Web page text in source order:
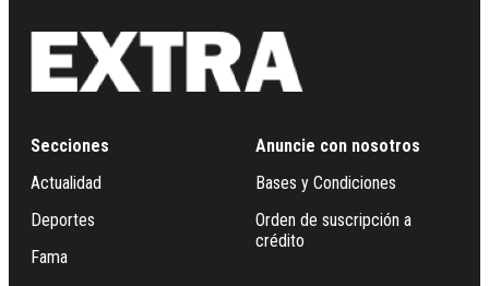
Secciones
Actualidad
Deportes
Fama
Anuncie con nosotros
Bases y Condiciones
Orden de suscripción a
crédito